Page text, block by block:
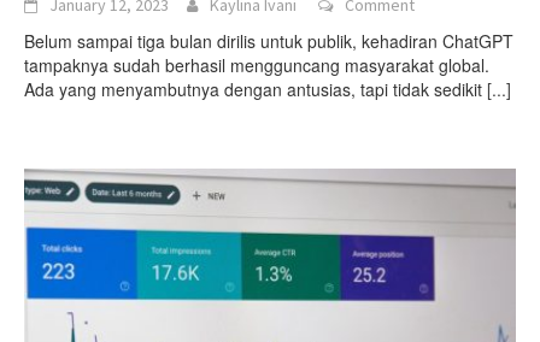
January 12, 2023 Kaylina Ivani Comment
Belum sampai tiga bulan dirilis untuk publik, kehadiran ChatGPT
tampaknya sudah berhasil mengguncang masyarakat global.
Ada yang menyambutnya dengan antusias, tapi tidak sedikit [...]